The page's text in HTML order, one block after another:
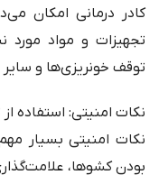
کادر درمانی امکان
تجهیزات و مواد مورد
توقف خونریزی‌ها و سایر
نکات امنیتی بسیار
بودن کشوها،